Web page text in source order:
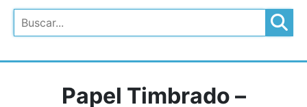
Pesquisar
Papel Timbrado –